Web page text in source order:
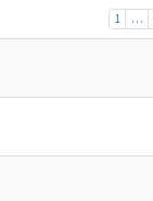
1 …